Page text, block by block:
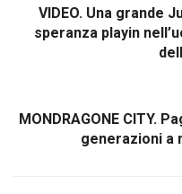
VIDEO. Una grande
speranza playin
MONDRAGONE CITY.
generazioni a